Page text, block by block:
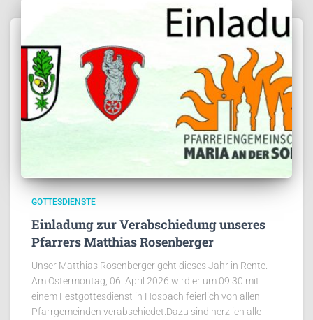
GOTTESDIENSTE
Einladung zur Verabschiedung unseres
Pfarrers Matthias Rosenberger
Unser Matthias Rosenberger geht dieses Jahr in Rente.
Am Ostermontag, 06. April 2026 wird er um 09:30 mit
einem Festgottesdienst in Hösbach feierlich von allen
Pfarrgemeinden verabschiedet.Dazu sind herzlich alle